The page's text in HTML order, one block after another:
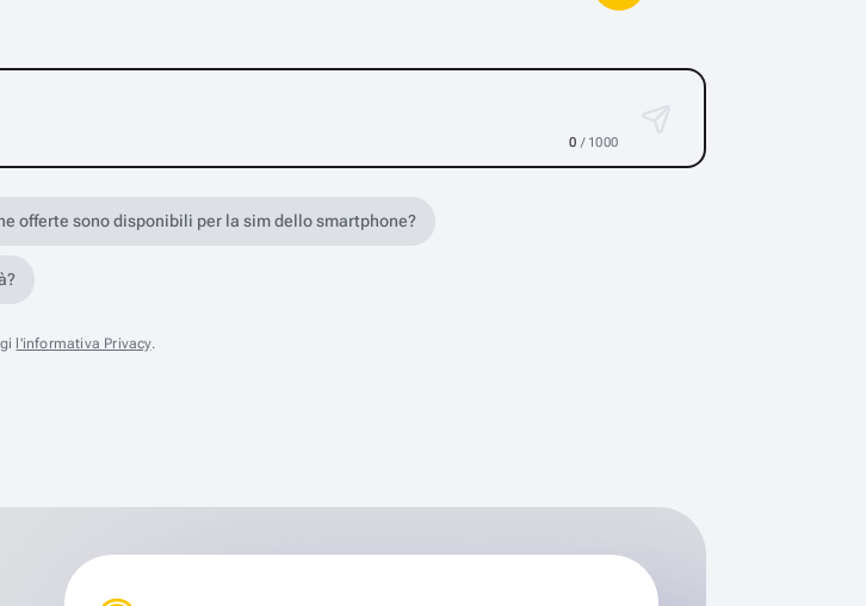
0 / 1000
offerte sono disponibili per la sim dello smartphone?
l'informativa Privacy.